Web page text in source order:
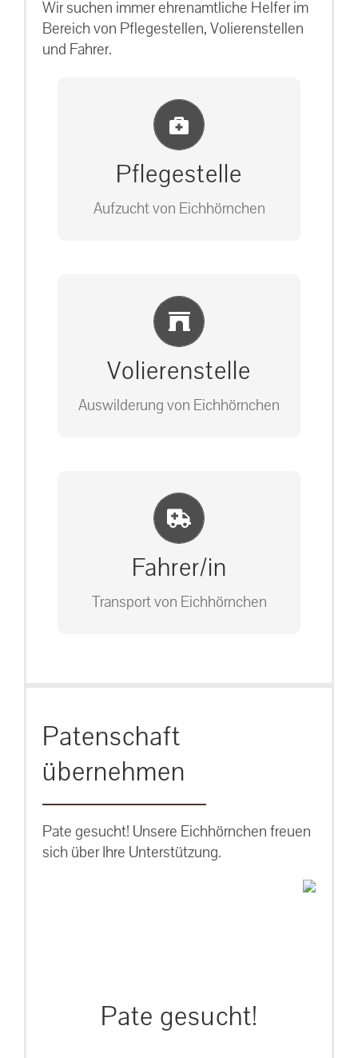
Wir suchen immer ehrenamtliche Helfer im
Bereich von Pflegestellen, Volierenstellen
und Fahrer.
Pflegestelle
Aufzucht von Eichhörnchen
Einlernung und Infos
auf: 0162-7909946
Volierenstelle
Auswilderung von Eichhörnchen
Einlernung und Infos
Bitte unter unserem Büro anrufen
auf: 0162-7909946
Fahrer/in
Transport von Eichhörnchen
Einlernung und Infos
auf: 0162-7909946
Patenschaft
übernehmen
Pate gesucht! Unsere Eichhörnchen freuen
sich über Ihre Unterstützung.
Pate gesucht!